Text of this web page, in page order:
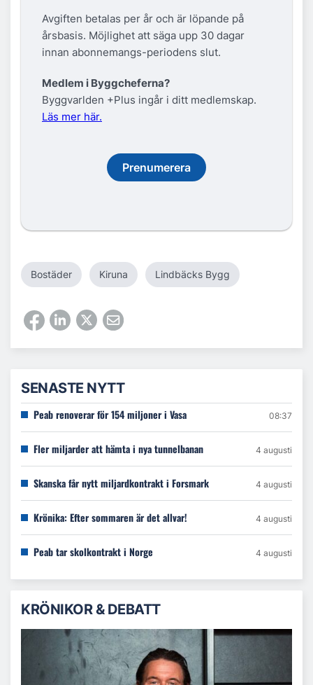
Avgiften betalas per år och är löpande på
årsbasis. Möjlighet att säga upp 30 dagar
innan abonnemangs-periodens slut.
Medlem i Byggcheferna?
Byggvarlden +Plus ingår i ditt medlemskap.
Läs mer här.
Prenumerera
Bostäder Kiruna Lindbäcks Bygg
SENASTE NYTT
Peab renoverar för 154 miljoner i Vasa 08:37
Fler miljarder att hämta i nya tunnelbanan 4 augusti
Skanska får nytt miljardkontrakt i Forsmark 4 augusti
Krönika: Efter sommaren är det allvar! 4 augusti
Peab tar skolkontrakt i Norge 4 augusti
KRÖNIKOR & DEBATT